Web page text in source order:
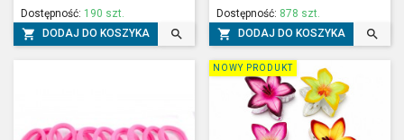
Dostępność: 190 szt.
 DODAJ DO KOSZYKA 
Dostępność: 878 szt.
 DODAJ DO KOSZYKA 
NOWY PRODUKT